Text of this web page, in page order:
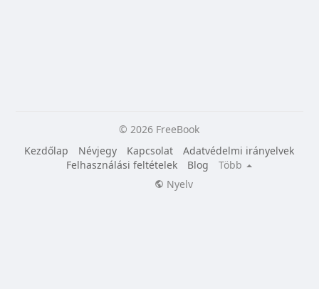
© 2026 FreeBook
Kezdőlap
Névjegy Kapcsolat
Adatvédelmi irányelvek
Felhasználási feltételek
Blog
Több
Nyelv